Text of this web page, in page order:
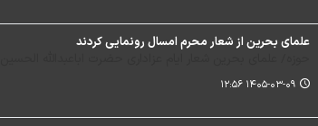
علمای بحرین از شعار محرم امسال رونمایی کردند
۱۴۰۵-۰۳-۰۹ ۱۲:۵۶